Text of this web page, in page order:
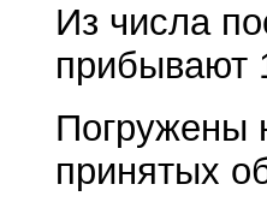
Из числа
прибывают
Погружены
принятых